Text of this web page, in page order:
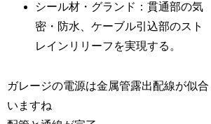
シール材・グランド：貫通部の気
密・防水、ケーブル引込部のスト
レインリリーフを実現する。
ガレージの電源は金属管露出配線が似合
いますね